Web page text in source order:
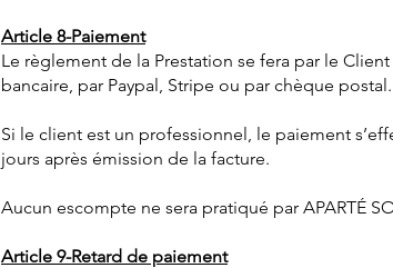
Article 8-Paiement
Le règlement de la Prestation se fera par le
bancaire, par Paypal, Stripe ou par chèque postal.
Si le client est un professionnel, le paiement
jours après émission de la facture.
Aucun escompte ne sera pratiqué par APARTÉ
Article 9-Retard de paiement